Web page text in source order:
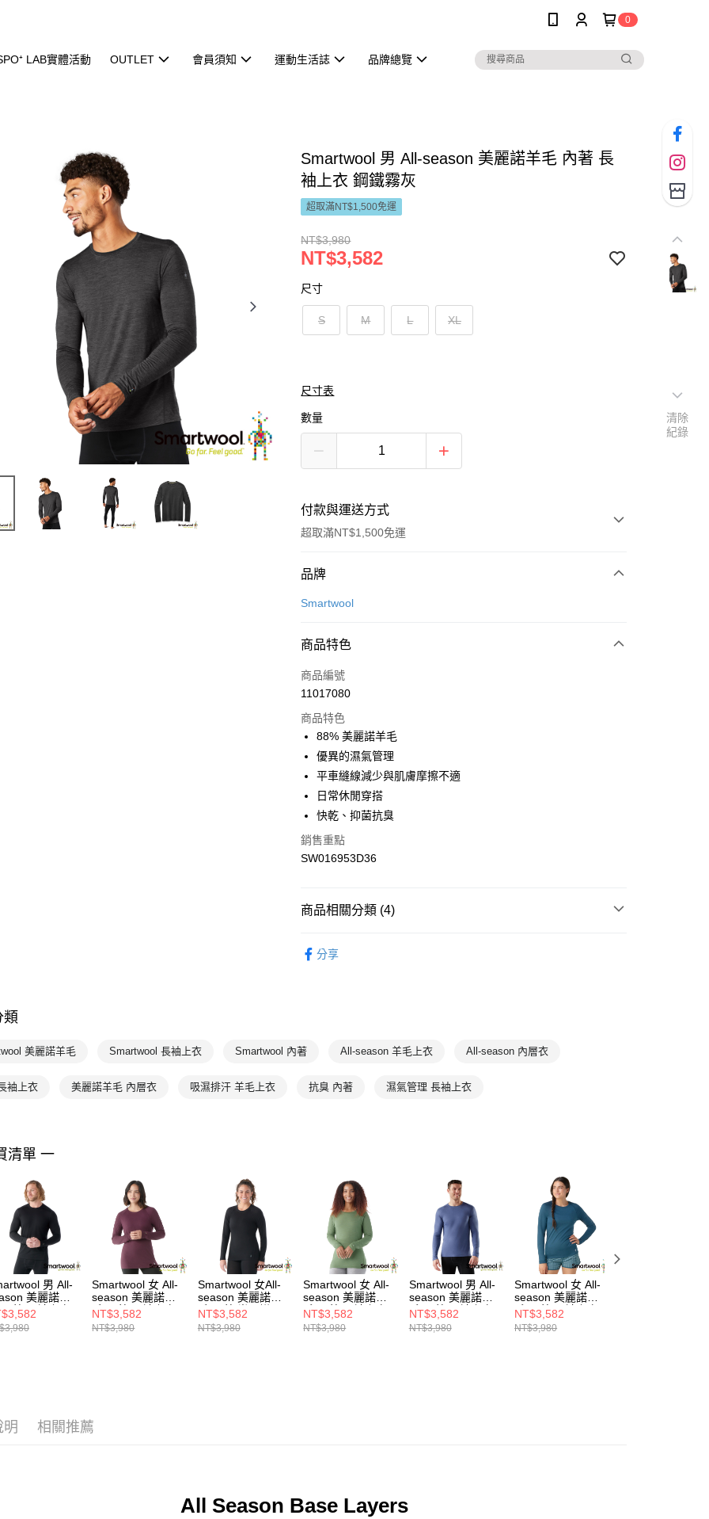
0
LAB實體活動 OUTLET 會員須知 運動生活誌 品牌總覽
Smartwool 男 All-season 美麗諾羊毛 內著 長
袖上衣 鋼鐵霧灰
超取滿NT$1,500免運
NT$3,980
NT$3,582
尺寸
S M L XL
尺寸表
數量
付款與運送方式
超取滿NT$1,500免運
付款方式
信用卡一次付款
悠遊付
運送方式
7-11取貨(快速到店)
每筆NT$100，滿NT$1,500(含以上)免運費
宅配-本島
每筆NT$100，滿NT$1,500(含以上)免運費
品牌
Smartwool
商品特色
商品編號
11017080
商品特色
88% 美麗諾羊毛
優異的濕氣管理
平車縫線減少與肌膚摩擦不適
日常休閒穿搭
快乾、抑菌抗臭
銷售重點
SW016953D36
商品相關分類 (4)
分享
類
美麗諾羊毛 Smartwool 長袖上衣 Smartwool 內著 All-season 羊毛上衣 All-season 內層衣
袖上衣 美麗諾羊毛 內層衣 吸濕排汗 羊毛上衣 抗臭 內著 濕氣管理 長袖上衣
清單 一
男 All-
美麗諾羊
著 長袖上衣
Smartwool 女 All-
season 美麗諾羊
毛 內著 長袖上衣
茄子色
NT$3,582
NT$3,980
Smartwool 女All-
season 美麗諾羊
毛 內著 半開襟 長
袖上衣 黑色
NT$3,582
NT$3,980
Smartwool 女 All-
season 美麗諾羊
毛 內著 長袖上衣
蕨綠
NT$3,582
NT$3,980
Smartwool 男 All-
season 美麗諾羊
毛 內著 長袖上衣
暮藍
NT$3,582
NT$3,980
Smartwool 女 All-
season 美麗諾羊
毛 內著 長袖上衣
暮光藍
NT$3,582
NT$3,980
明 相關推薦
All Season Base Layers
清除
紀錄